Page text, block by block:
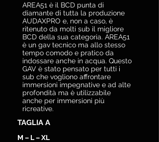
AREA51 è il BCD punta di
diamante di tutta la produzione
AUDAXPRO e, non a caso, è
ritenuto da molti sub il migliore
BCD della sua categoria. AREA51
è un gav tecnico ma allo stesso
tempo comodo e pratico da
indossare anche in acqua. Questo
GAV è stato pensato per tutti i
sub che vogliono affrontare
immersioni impegnative e ad alte
profondità ma è utilizzabile
anche per immersioni più
ricreative.
TAGLIA A
M – L – XL